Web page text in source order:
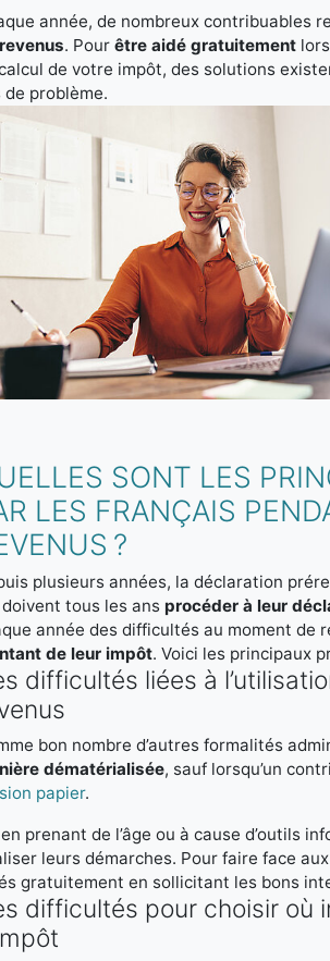
année, de nombreux contribuables
. Pour être aidé gratuitement
de votre impôt, des solutions
de problème.
SONT LES
LES FRANÇAIS
?
plusieurs années, la déclaration
tous les ans procéder à leur
année des difficultés au moment
de leur impôt. Voici les principaux
difficultés liées à
bon nombre d’autres formalités
dématérialisée, sauf lorsqu’un
papier.
en prenant de l’âge ou à cause d’outils
leurs démarches. Pour faire face aux
gratuitement en sollicitant les bons
difficultés pour choisir où